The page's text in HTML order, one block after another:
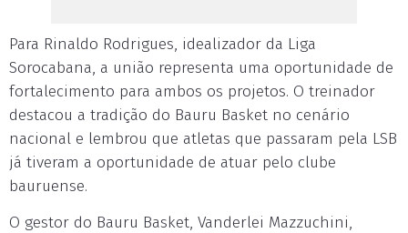
Para Rinaldo Rodrigues, idealizador da Liga
Sorocabana, a união representa uma oportunidade de
fortalecimento para ambos os projetos. O treinador
destacou a tradição do Bauru Basket no cenário
nacional e lembrou que atletas que passaram pela LSB
já tiveram a oportunidade de atuar pelo clube
bauruense.
O gestor do Bauru Basket, Vanderlei Mazzuchini,